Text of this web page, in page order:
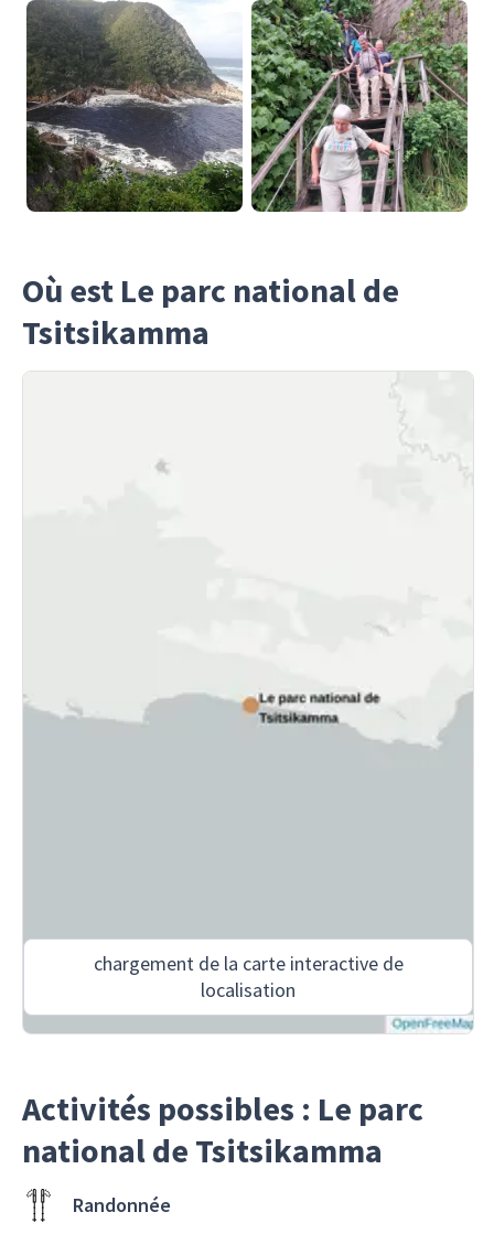
Où est Le parc national de
Tsitsikamma
chargement de la carte interactive de
localisation
Activités possibles : Le parc
national de Tsitsikamma
Randonnée